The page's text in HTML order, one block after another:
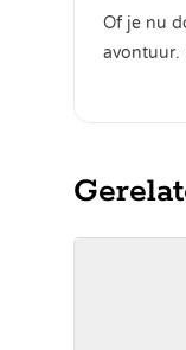
Of je nu
avontuur.